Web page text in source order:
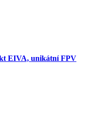
EIVA, unikátní FPV